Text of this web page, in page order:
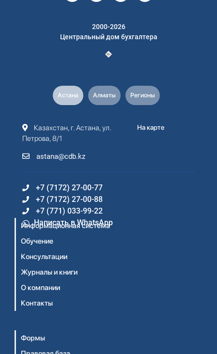
2000-2026
Центральный дом бухгалтера
Астана Алматы Регионы
Казахстан, г. Астана, ул.
Петрова, 8/1
astana@cdb.kz
На карте
+7 (7172) 27-00-77
+7 (7172) 27-00-88
+7 (771) 033-99-22
Написать в WhatsApp
Информационная система
Обучение
Консультации
Журналы и книги
О компании
Контакты
Формы